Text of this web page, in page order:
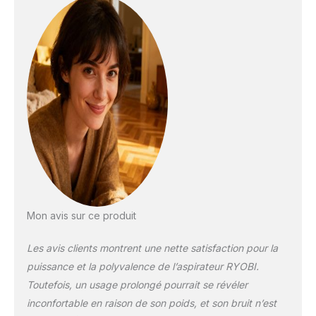
d’aspirer directement
les poussières lors
de l’utilisation Il est
équipé d'un suceur
plat, d'un tube
extensible et d'une
brosse pour sol durs
Concept 18V ONE+ :
alimentez ce modèle
électrique et tous
+ de 200 outils
dotée de la
technologie Lithium+
IntelliCell et évite la
Mon avis sur ce produit
Les avis clients montrent une nette satisfaction pour la
puissance et la polyvalence de l’aspirateur RYOBI.
Toutefois, un usage prolongé pourrait se révéler
inconfortable en raison de son poids, et son bruit n’est